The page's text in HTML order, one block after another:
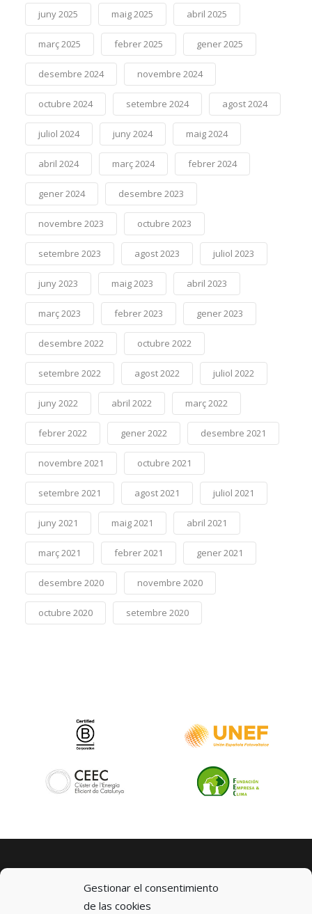
Gestionar el consentimiento
de las cookies
juny 2025 maig 2025 abril 2025
març 2025 febrer 2025 gener 2025
desembre 2024 novembre 2024
octubre 2024 setembre 2024 agost 2024
juliol 2024 juny 2024 maig 2024
abril 2024 març 2024 febrer 2024
gener 2024 desembre 2023
novembre 2023 octubre 2023
setembre 2023 agost 2023 juliol 2023
juny 2023 maig 2023 abril 2023
març 2023 febrer 2023 gener 2023
desembre 2022 octubre 2022
setembre 2022 agost 2022 juliol 2022
juny 2022 abril 2022 març 2022
febrer 2022 gener 2022 desembre 2021
novembre 2021 octubre 2021
setembre 2021 agost 2021 juliol 2021
juny 2021 maig 2021 abril 2021
març 2021 febrer 2021 gener 2021
desembre 2020 novembre 2020
octubre 2020 setembre 2020